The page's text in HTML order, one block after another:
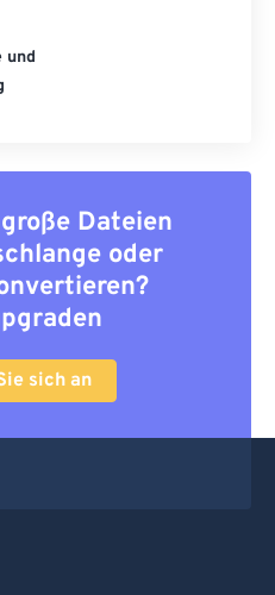
und
Dateien
oder
sich an